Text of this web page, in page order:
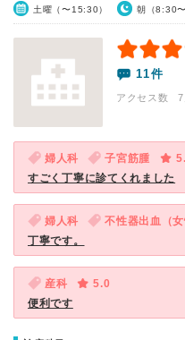
土曜（〜15:30） 朝（8:30〜
11件
アクセス数 7
婦人科 子宮筋腫
すごく丁寧に診てくれました
婦人科 不性器出血（女
丁寧です。
産科
5.0
便利です